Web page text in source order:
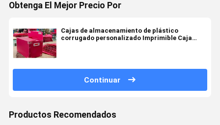
Obtenga El Mejor Precio Por
Cajas de almacenamiento de plástico
corrugado personalizado Imprimible Caja
Continuar
Productos Recomendados